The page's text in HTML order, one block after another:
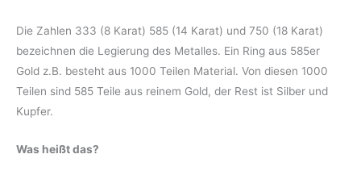
Die Zahlen 333 (8 Karat) 585 (14 Karat) und 750 (18 Karat)
bezeichnen die Legierung des Metalles. Ein Ring aus 585er
Gold z.B. besteht aus 1000 Teilen Material. Von diesen 1000
Teilen sind 585 Teile aus reinem Gold, der Rest ist Silber und
Kupfer.
Was heißt das?